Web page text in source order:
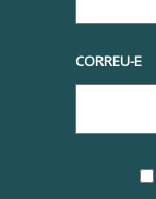
CORREU-E